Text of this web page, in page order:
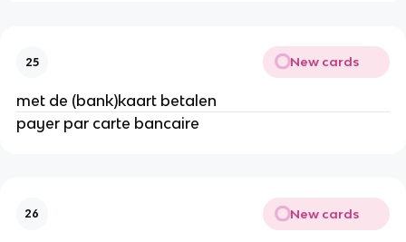
25 New cards
met de (bank)kaart betalen
payer par carte bancaire
26 New cards